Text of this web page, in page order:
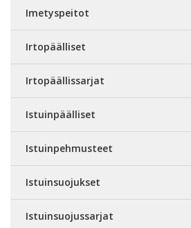
Imetyspeitot
Irtopäälliset
Irtopäällissarjat
Istuinpäälliset
Istuinpehmusteet
Istuinsuojukset
Istuinsuojussarjat